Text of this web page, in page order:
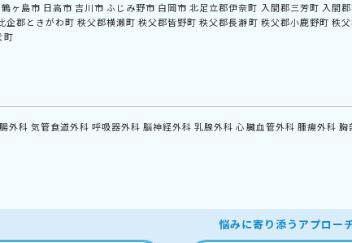
鶴ヶ島市 日高市 吉川市 ふじみ野市 白岡市 北足立郡伊奈町 入間郡三芳町 入間
企郡ときがわ町 秩父郡横瀬町 秩父郡皆野町 秩父郡長瀞町 秩父郡小鹿野町 秩
町
外科 気管食道外科 呼吸器外科 脳神経外科 乳腺外科 心臓血管外科 腫瘍外科 胸
悩みに寄り添うアプロー